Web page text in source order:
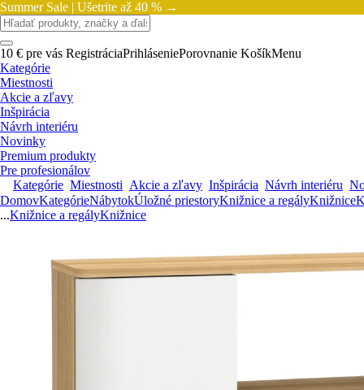
Summer Sale | Ušetrite až 40 % →
10 € pre vás RegistráciaPrihláseniePorovnanie KošíkMenu
Kategórie
Miestnosti
Akcie a zľavy
Inšpirácia
Návrh interiéru
Novinky
Premium produkty
Pre profesionálov
Kategórie Miestnosti Akcie a zľavy Inšpirácia Návrh interiéru
DomovKategórieNábytokÚložné priestoryKnižnice a regályKnižnice
...Knižnice a regályKnižnice